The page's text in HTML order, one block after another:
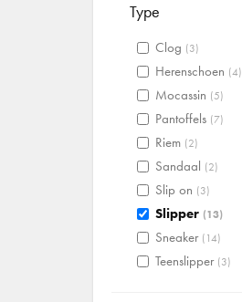
Type
Clog (3)
Herenschoen (4)
Mocassin (5)
Pantoffels (7)
Riem (2)
Sandaal (2)
Slip on (3)
Slipper (13)
Sneaker (14)
Teenslipper (3)